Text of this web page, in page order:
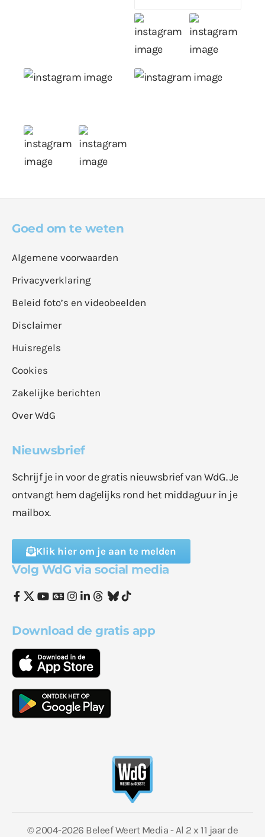
Goed om te weten
Algemene voorwaarden
Privacyverklaring
Beleid foto’s en videobeelden
Disclaimer
Huisregels
Cookies
Zakelijke berichten
Over WdG
Nieuwsbrief
Schrijf je in voor de gratis nieuwsbrief van WdG. Je
ontvangt hem dagelijks rond het middaguur in je
mailbox.
Klik hier om je aan te melden
Volg WdG via social media
Download de gratis app
© 2004-2026 Beleef Weert Media - Al 2 x 11 jaar de